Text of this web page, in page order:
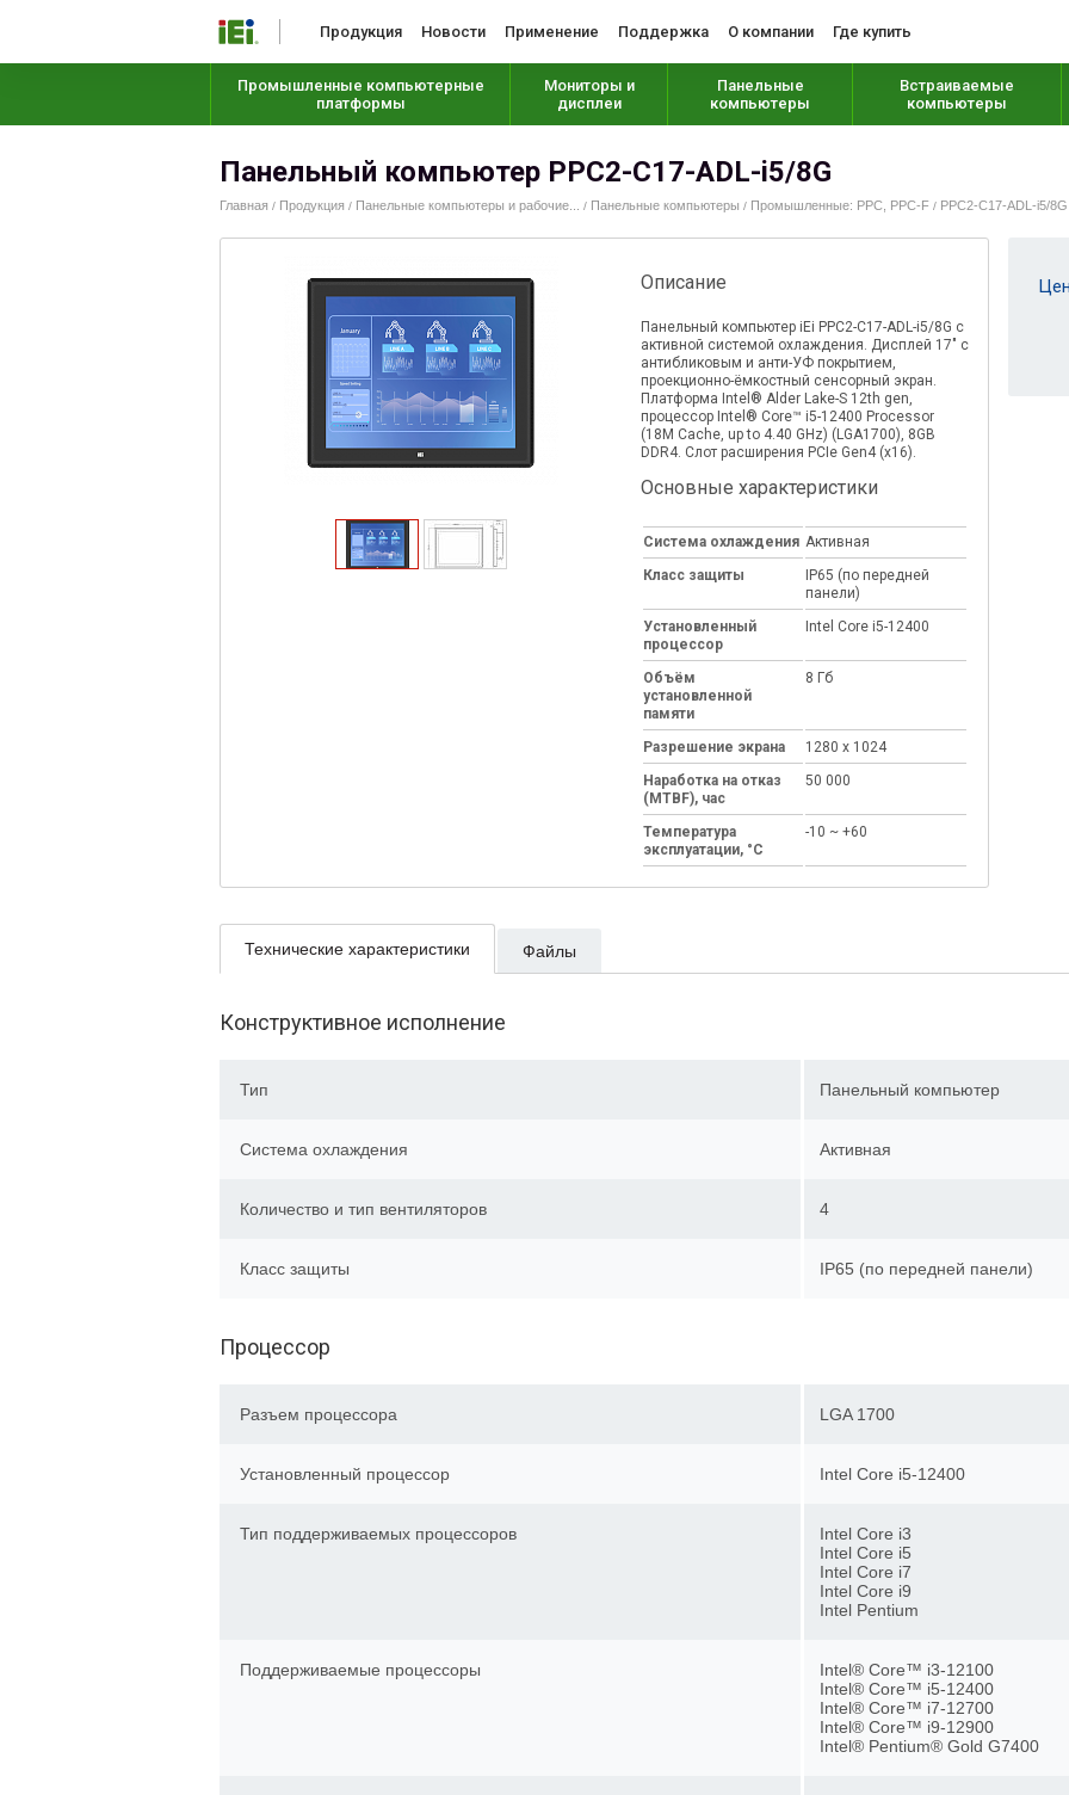
Продукция Новости Применение Поддержка О компании Где купить
Промышленные компьютерные
платформы
Мониторы и
дисплеи
Панельные
компьютеры
Встраиваемые
компьютеры
Панельный компьютер PPC2-C17-ADL-i5/8G
Главная / Продукция / Панельные компьютеры и рабочие... / Панельные компьютеры / Промышленные: PPC, PPC-F / PPC2-C17-ADL-i5/8G
Описание
Панельный компьютер iEi PPC2-C17-ADL-i5/8G с
активной системой охлаждения. Дисплей 17" с
антибликовым и анти-УФ покрытием,
проекционно-ёмкостный сенсорный экран.
Платформа Intel® Alder Lake-S 12th gen,
процессор Intel® Core™ i5-12400 Processor
(18M Cache, up to 4.40 GHz) (LGA1700), 8GB
DDR4. Слот расширения PCIe Gen4 (x16).
Основные характеристики
Система охлаждения Активная
Класс защиты
IP65 (по передней
панели)
Установленный
процессор
Intel Core i5-12400
Объём
установленной
памяти
8 Гб
Разрешение экрана
1280 x 1024
Наработка на отказ
(MTBF), час
50 000
Температура
эксплуатации, °C
-10 ~ +60
Технические характеристики Файлы
Конструктивное исполнение
Тип Панельный компьютер
Система охлаждения Активная
Количество и тип вентиляторов 4
Класс защиты IP65 (по передней панели)
Процессор
Разъем процессора LGA 1700
Установленный процессор Intel Core i5-12400
Тип поддерживаемых процессоров
Intel Core i3
Intel Core i5
Intel Core i7
Intel Core i9
Intel Pentium
Поддерживаемые процессоры
Intel® Core™ i3-12100
Intel® Core™ i5-12400
Intel® Core™ i7-12700
Intel® Core™ i9-12900
Intel® Pentium® Gold G7400